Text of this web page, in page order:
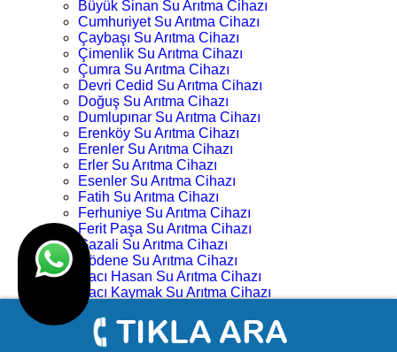
Büyük Sinan Su Arıtma Cihazı
Cumhuriyet Su Arıtma Cihazı
Çaybaşı Su Arıtma Cihazı
Çimenlik Su Arıtma Cihazı
Çumra Su Arıtma Cihazı
Devri Cedid Su Arıtma Cihazı
Doğuş Su Arıtma Cihazı
Dumlupınar Su Arıtma Cihazı
Erenköy Su Arıtma Cihazı
Erenler Su Arıtma Cihazı
Erler Su Arıtma Cihazı
Esenler Su Arıtma Cihazı
Fatih Su Arıtma Cihazı
Ferhuniye Su Arıtma Cihazı
Ferit Paşa Su Arıtma Cihazı
Gazali Su Arıtma Cihazı
Gödene Su Arıtma Cihazı
Hacı Hasan Su Arıtma Cihazı
Hacı Kaymak Su Arıtma Cihazı
Hacı Yusuf Mescit Su Arıtma Cihazı
Hacıveyiszade Su Arıtma Cihazı
Hamza Oğlu Su Arıtma Cihazı